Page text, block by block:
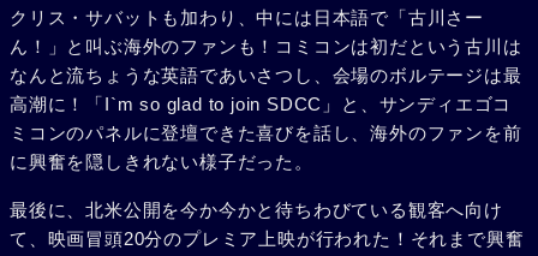
クリス・サバットも加わり、中には日本語で「古川さー
ん！」と叫ぶ海外のファンも！コミコンは初だという古川は
なんと流ちょうな英語であいさつし、会場のボルテージは最
高潮に！「I`m so glad to join SDCC」と、サンディエゴコ
ミコンのパネルに登壇できた喜びを話し、海外のファンを前
に興奮を隠しきれない様子だった。
最後に、北米公開を今か今かと待ちわびている観客へ向け
て、映画冒頭20分のプレミア上映が行われた！それまで興奮